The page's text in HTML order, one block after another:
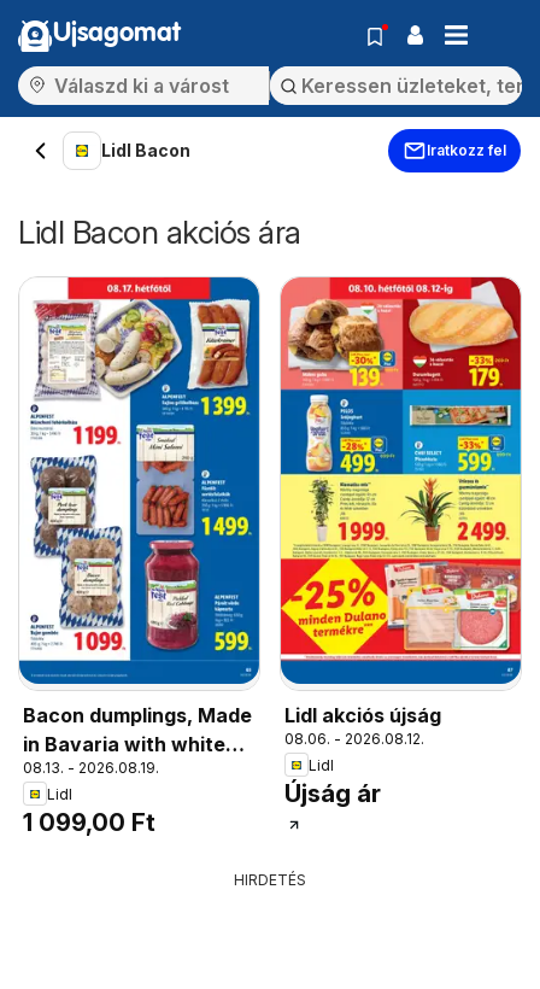
Ujsagomat
Lidl Bacon Iratkozz fel
Lidl Bacon akciós ára
Bacon dumplings, Made
in Bavaria with white
bread and meat from
Germany
08.13. - 2026.08.19.
Lidl
1 099,00 Ft
Lidl akciós újság
08.06. - 2026.08.12.
Lidl
Újság ár
HIRDETÉS